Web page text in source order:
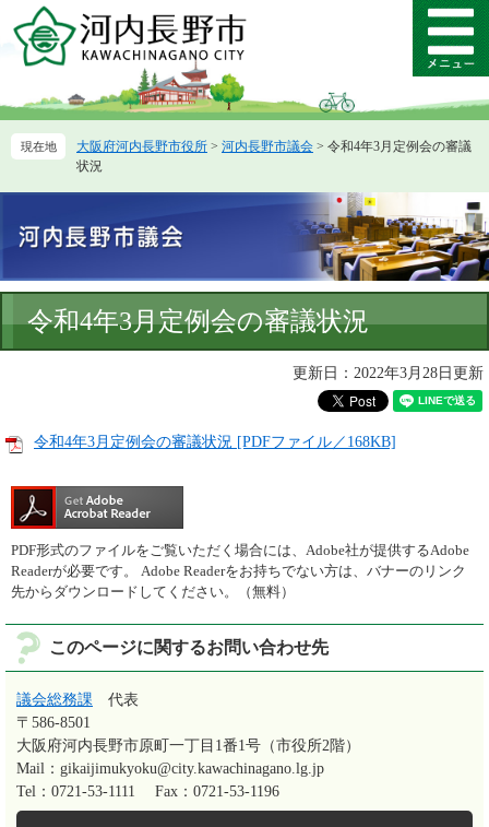
ー
先
ニ
を
て
メ
ニ
ー
大阪府河内長野市役所 > 河内長野市議会 > 令和4年3月定例会の審議
状況
文
令和4年3月定例会の審議状況
更新日：2022年3月28日更新
令和4年3月定例会の審議状況 [PDFファイル／168KB]
PDF形式のファイルをご覧いただく場合には、Adobe社が提供するAdobe
Readerが必要です。
Adobe Readerをお持ちでない方は、バナーのリンク
先からダウンロードしてください。（無料）
このページに関するお問い合わせ先
議会総務課
代表
〒586-8501
大阪府河内長野市原町一丁目1番1号（市役所2階）
Mail：gikaijimukyoku@city.kawachinagano.lg.jp
Tel：0721-53-1111
Fax：0721-53-1196